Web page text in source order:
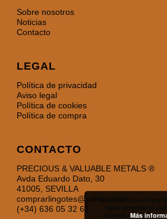
Sobre nosotros
Noticias
Contacto
LEGAL
Política de privacidad
Aviso legal
Política de cookies
Política de compra
CONTACTO
PRECIOUS & VALUABLE METALS ®
Avda Eduardo Dato, 30
41005, SEVILLA
comprarlingotes@yahoo.com
(+34) 636 05 32 62
Si continuas
Más